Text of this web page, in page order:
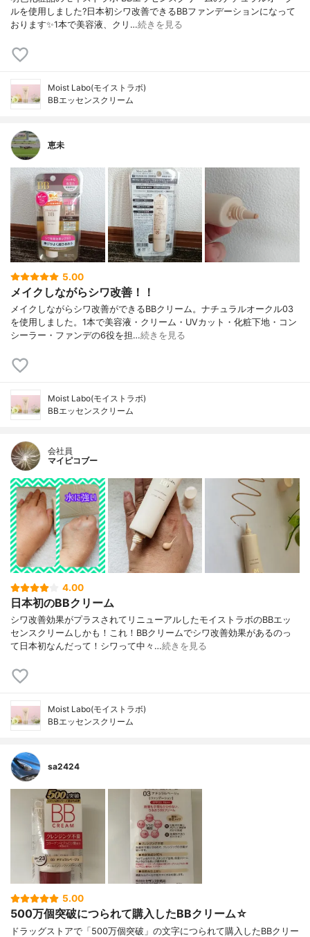
ルを使用しました?日本初シワ改善できるBBファンデーションになって
おります✨1本で美容液、クリ…続きを見る
Moist Labo(モイストラボ)
BBエッセンスクリーム
恵未
5.00
メイクしながらシワ改善！！
メイクしながらシワ改善ができるBBクリーム。ナチュラルオークル03
を使用しました。1本で美容液・クリーム・UVカット・化粧下地・コン
シーラー・ファンデの6役を担…続きを見る
Moist Labo(モイストラボ)
BBエッセンスクリーム
会社員
マイピコブー
4.00
日本初のBBクリーム
シワ改善効果がプラスされてリニューアルしたモイストラボのBBエッ
センスクリームしかも！これ！BBクリームでシワ改善効果があるのっ
て日本初なんだって！シワって中々…続きを見る
Moist Labo(モイストラボ)
BBエッセンスクリーム
sa2424
5.00
500万個突破につられて購入したBBクリーム☆
ドラッグストアで「500万個突破」の文字につられて購入したBBクリー